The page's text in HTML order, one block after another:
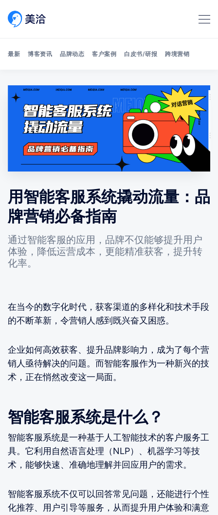
Search 美洽博客
最新 博客资讯 品牌动态 客户案例 白皮书/研报 跨境营销
用智能客服系统撬动流量：品
牌营销必备指南
通过智能客服的应用，品牌不仅能够提升用户
体验，降低运营成本，更能精准获客，提升转
化率。
在当今的数字化时代，获客渠道的多样化和技术手段
的不断革新，令营销人感到既兴奋又困惑。
企业如何高效获客、提升品牌影响力，成为了每个营
销人亟待解决的问题。而智能客服作为一种新兴的技
术，正在悄然改变这一局面。
智能客服系统是什么？
智能客服系统是一种基于人工智能技术的客户服务工
具。它利用自然语言处理（NLP）、机器学习等技
术，能够快速、准确地理解并回应用户的需求。
智能客服系统不仅可以回答常见问题，还能进行个性
化推荐、用户引导等服务，从而提升用户体验和满意